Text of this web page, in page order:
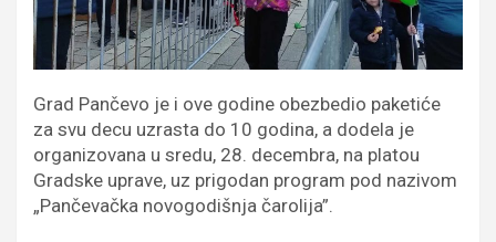
Grad Pančevo je i ove godine obezbedio paketiće
za svu decu uzrasta do 10 godina, a dodela je
organizovana u sredu, 28. decembra, na platou
Gradske uprave, uz prigodan program pod nazivom
„Pančevačka novogodišnja čarolija”.